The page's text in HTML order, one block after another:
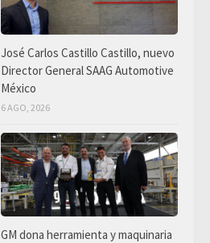
José Carlos Castillo Castillo, nuevo
Director General SAAG Automotive
México
6 AGO, 2026
GM dona herramienta y maquinaria